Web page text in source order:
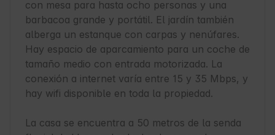
con mesa para hasta ocho personas y una
barbacoa grande y portátil. El jardín también
alberga un estanque con carpas y nenúfares.
Hay espacio de aparcamiento para un coche de
tamaño medio con entrada motorizada. La
conexión a internet varía entre 15 y 35 Mbps, y
hay wifi disponible en toda la propiedad.
La casa se encuentra a 50 metros de la senda